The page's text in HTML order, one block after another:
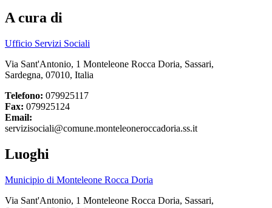
A cura di
Ufficio Servizi Sociali
Via Sant'Antonio, 1 Monteleone Rocca Doria, Sassari,
Sardegna, 07010, Italia
Telefono: 079925117
Fax: 079925124
Email:
servizisociali@comune.monteleoneroccadoria.ss.it
Luoghi
Municipio di Monteleone Rocca Doria
Via Sant'Antonio, 1 Monteleone Rocca Doria, Sassari,